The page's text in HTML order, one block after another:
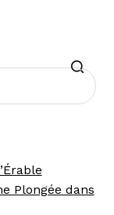
Plongée dans